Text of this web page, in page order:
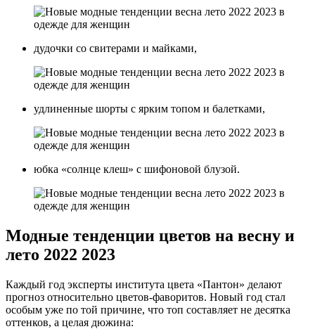
дудочки со свитерами и майками,
удлиненные шорты с ярким топом и балетками,
юбка «солнце клеш» с шифоновой блузой.
Модные тенденции цветов на весну и
лето 2022 2023
Каждый год эксперты института цвета «Пантон» делают
прогноз относительно цветов-фаворитов. Новый год стал
особым уже по той причине, что топ составляет не десятка
оттенков, а целая дюжина: